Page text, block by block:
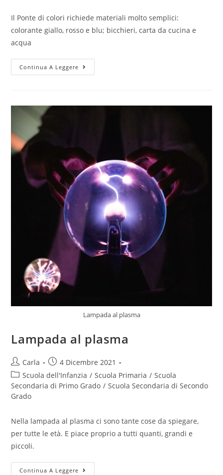
Il Ponte di colori richiede materiali molto semplici:
colorante giallo, rosso e blu; bicchieri, carta da cucina e
acqua
Continua A Leggere
di
Lampada al plasma
Lampada al plasma
Post
author:
Carla
Post
published:
4 Dicembre 2021
Post
category:
Scuola dell'Infanzia / Scuola Primaria / Scuola
Secondaria di Primo Grado / Scuola Secondaria di Secondo
Grado
Nella lampada al plasma ci sono tante cose da spiegare,
per tutte le età. E piace proprio a tutti quanti, grandi e
piccoli.
Continua A Leggere